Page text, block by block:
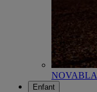
Enfant